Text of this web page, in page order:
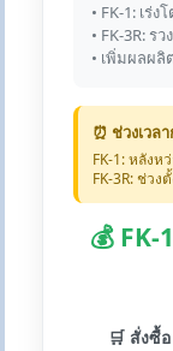
• FK-1: เร่ง
• FK-3R: ร
• เพิ่มผลผลิ
⏰ ช่วงเวล
FK-1: หลังห
FK-3R: ช่ว
💰 FK-
🛒 สั่งซื้